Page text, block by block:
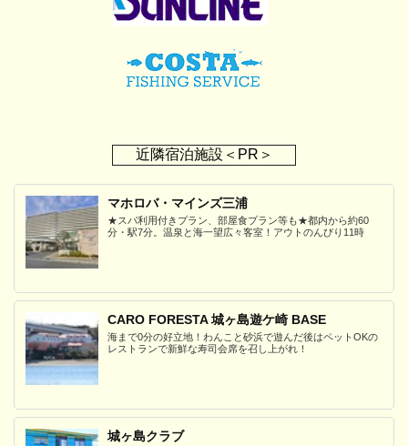
近隣宿泊施設＜PR＞
マホロバ・マインズ三浦
★スパ利用付きプラン、部屋食プラン等も★都内から約60
分・駅7分。温泉と海一望広々客室！アウトのんびり11時
CARO FORESTA 城ヶ島遊ケ崎 BASE
海まで0分の好立地！わんこと砂浜で遊んだ後はペットOKの
レストランで新鮮な寿司会席を召し上がれ！
城ヶ島クラブ